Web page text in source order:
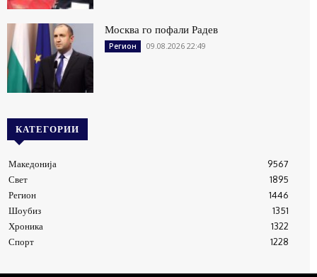
Москва го пофали Радев
Регион 09.08.2026 22:49
КАТЕГОРИИ
Македонија
9567
Свет
1895
Регион
1446
Шоубиз
1351
Хроника
1322
Спорт
1228